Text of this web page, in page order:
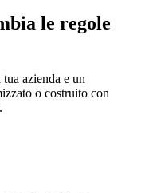
le regole
azienda e un
o costruito con